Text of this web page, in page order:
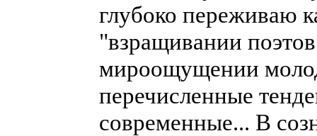
глубоко переживаю
"взращивании
мироощущении
перечисленные
современные... В